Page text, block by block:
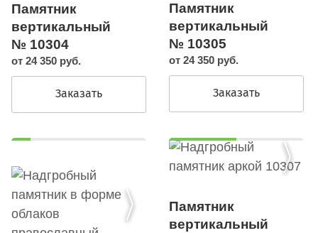
Памятник
вертикальный
№ 10304
от 24 350 руб.
Заказать
Памятник
вертикальный
№ 10305
от 24 350 руб.
Заказать
Памятник
вертикальный